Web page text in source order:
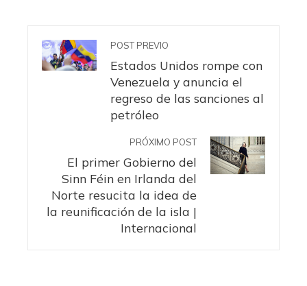
POST PREVIO
Estados Unidos rompe con
Venezuela y anuncia el
regreso de las sanciones al
petróleo
PRÓXIMO POST
El primer Gobierno del
Sinn Féin en Irlanda del
Norte resucita la idea de
la reunificación de la isla |
Internacional